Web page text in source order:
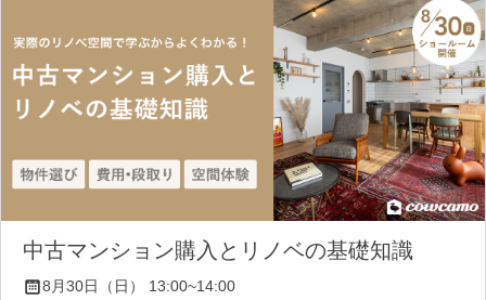
中古マンション購入とリノベの基礎知識
8月30日（日） 13:00~14:00